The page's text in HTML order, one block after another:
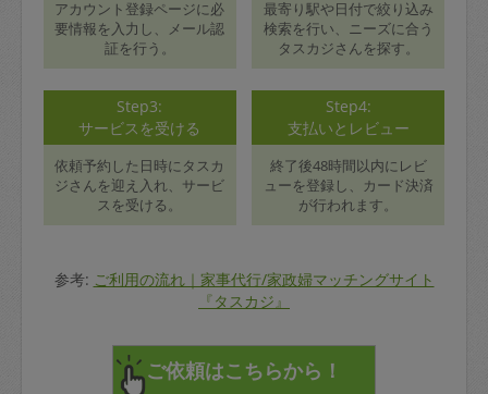
アカウント登録ページに必
要情報を入力し、メール認
証を行う。
最寄り駅や日付で絞り込み
検索を行い、ニーズに合う
タスカジさんを探す。
Step3:
サービスを受ける
依頼予約した日時にタスカ
ジさんを迎え入れ、サービ
スを受ける。
Step4:
支払いとレビュー
終了後48時間以内にレビ
ューを登録し、カード決済
が行われます。
参考: ご利用の流れ｜家事代行/家政婦マッチングサイト
『タスカジ』